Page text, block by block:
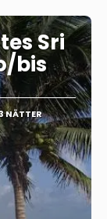
Sri
bis
NÄTTER